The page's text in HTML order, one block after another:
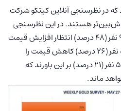
که در نظرسنجی آنلاین کیتکو شرکت
هستند. در این نظرسنجی
که ۱۹۵ نفر در آن رای دادند، ۹۴ نفر (۴۸ درصد) انتظار افزایش قیمت
طلا در هفته آینده را دارند. ۵۰ نفر (۲۶ درصد) کاهش قیمت را
پیش‌بینی کردند و در نهایت، ۵۱ نفر (۲۱ درصد) بر این باورند که
ماند.